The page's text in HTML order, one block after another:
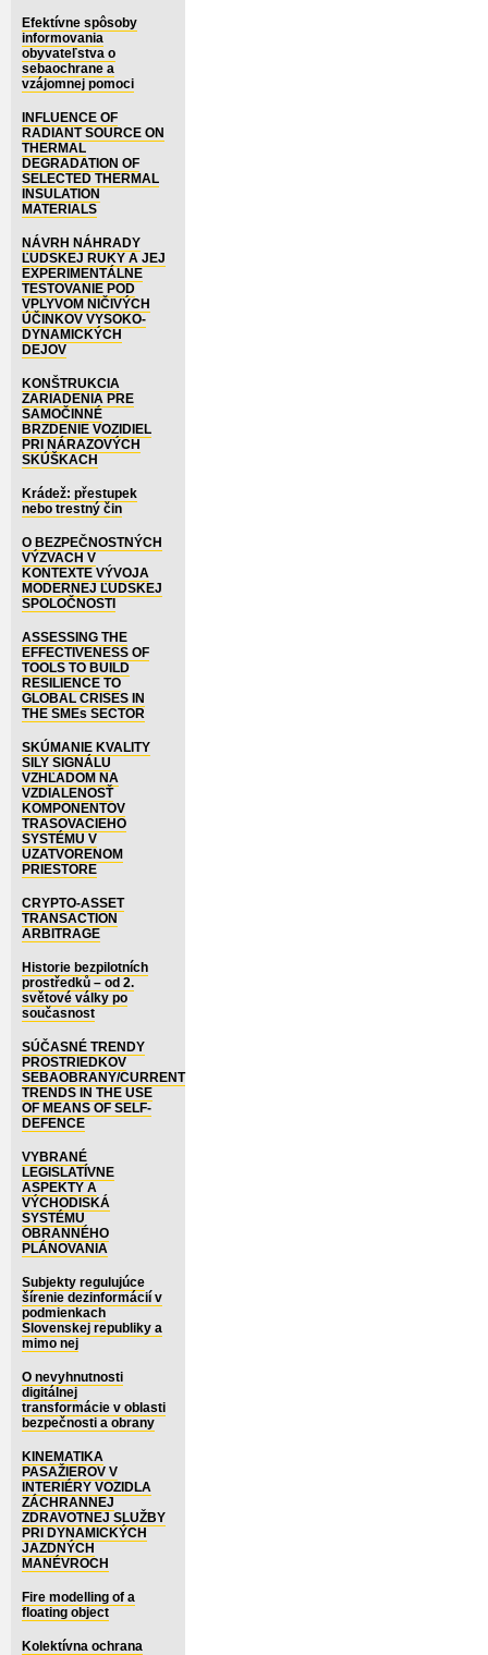
Efektívne spôsoby
informovania
obyvateľstva o
sebaochrane a
vzájomnej pomoci
INFLUENCE OF
RADIANT SOURCE ON
THERMAL
DEGRADATION OF
SELECTED THERMAL
INSULATION
MATERIALS
NÁVRH NÁHRADY
ĽUDSKEJ RUKY A JEJ
EXPERIMENTÁLNE
TESTOVANIE POD
VPLYVOM NIČIVÝCH
ÚČINKOV VYSOKO-
DYNAMICKÝCH
DEJOV
KONŠTRUKCIA
ZARIADENIA PRE
SAMOČINNÉ
BRZDENIE VOZIDIEL
PRI NÁRAZOVÝCH
SKÚŠKACH
Krádež: přestupek
nebo trestný čin
O BEZPEČNOSTNÝCH
VÝZVACH V
KONTEXTE VÝVOJA
MODERNEJ ĽUDSKEJ
SPOLOČNOSTI
ASSESSING THE
EFFECTIVENESS OF
TOOLS TO BUILD
RESILIENCE TO
GLOBAL CRISES IN
THE SMEs SECTOR
SKÚMANIE KVALITY
SILY SIGNÁLU
VZHĽADOM NA
VZDIALENOSŤ
KOMPONENTOV
TRASOVACIEHO
SYSTÉMU V
UZATVORENOM
PRIESTORE
CRYPTO-ASSET
TRANSACTION
ARBITRAGE
Historie bezpilotních
prostředků – od 2.
světové války po
současnost
SÚČASNÉ TRENDY
PROSTRIEDKOV
SEBAOBRANY/CURRENT
TRENDS IN THE USE
OF MEANS OF SELF-
DEFENCE
VYBRANÉ
LEGISLATÍVNE
ASPEKTY A
VÝCHODISKÁ
SYSTÉMU
OBRANNÉHO
PLÁNOVANIA
Subjekty regulujúce
šírenie dezinformácií v
podmienkach
Slovenskej republiky a
mimo nej
O nevyhnutnosti
digitálnej
transformácie v oblasti
bezpečnosti a obrany
KINEMATIKA
PASAŽIEROV V
INTERIÉRY VOZIDLA
ZÁCHRANNEJ
ZDRAVOTNEJ SLUŽBY
PRI DYNAMICKÝCH
JAZDNÝCH
MANÉVROCH
Fire modelling of a
floating object
Kolektívna ochrana